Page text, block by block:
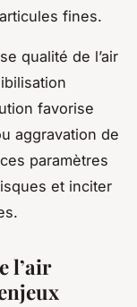
fines.
qualité de l’air
favorise
aggravation de
paramètres
et inciter
l’air